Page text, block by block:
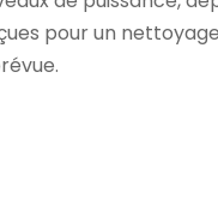
pour un